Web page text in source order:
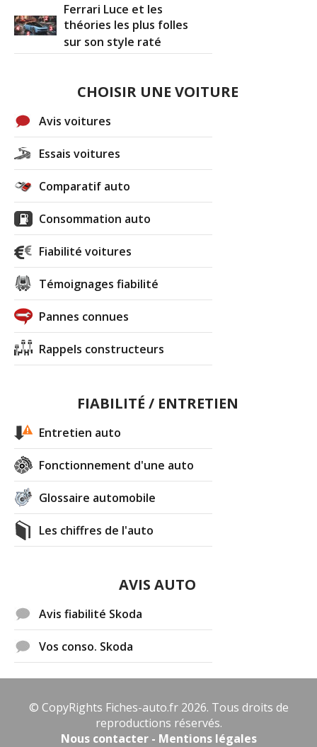
Ferrari Luce et les
théories les plus folles
sur son style raté
CHOISIR UNE VOITURE
Avis voitures
Essais voitures
Comparatif auto
Consommation auto
Fiabilité voitures
Témoignages fiabilité
Pannes connues
Rappels constructeurs
FIABILITÉ / ENTRETIEN
Entretien auto
Fonctionnement d'une auto
Glossaire automobile
Les chiffres de l'auto
AVIS AUTO
Avis fiabilité Skoda
Vos conso. Skoda
© CopyRights Fiches-auto.fr 2026. Tous droits de
reproductions réservés.
Nous contacter - Mentions légales